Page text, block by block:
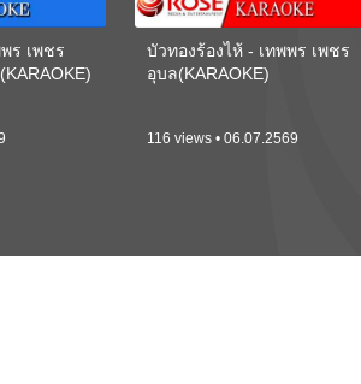
ร เพชร
บัวทองร้องไห้ - เทพพร เพชร
อุบล(KARAOKE)
116 views • 06.07.2569